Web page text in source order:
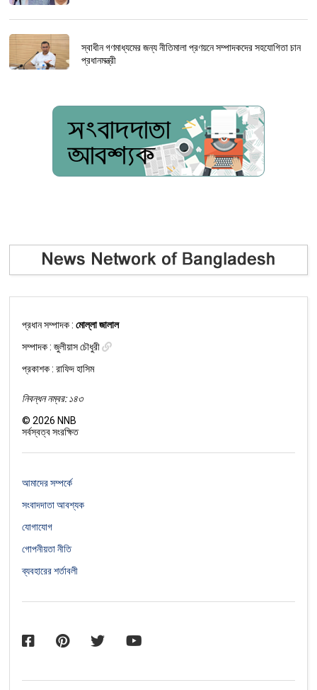
স্বাধীন গণমাধ্যমের জন্য নীতিমালা প্রণয়নে সম্পাদকদের সহযোগিতা চান
প্রধানমন্ত্রী
প্রধান সম্পাদক :মোল্লা জালাল
সম্পাদক :জুলীয়াস চৌধুরী
প্রকাশক : রাফিদ হাসিম
নিবন্ধন নম্বর: ১৪৩
©2026 NNB
সর্বস্বত্ব সংরক্ষিত
আমাদের সম্পর্কে
সংবাদদাতা আবশ্যক
যোগাযোগ
গোপনীয়তা নীতি
ব্যবহারের শর্তাবলী